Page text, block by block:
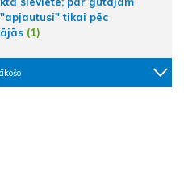
tikai pēc
(1)